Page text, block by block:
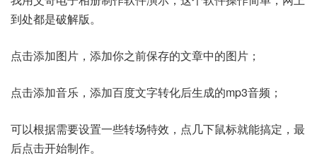
到处都是破解版。
点击添加图片，添加你之前保存的文章中的图片；
点击添加音乐，添加百度文字转化后生成的mp3音频；
可以根据需要设置一些转场特效，点几下鼠标就能搞定，最
后点击开始制作。